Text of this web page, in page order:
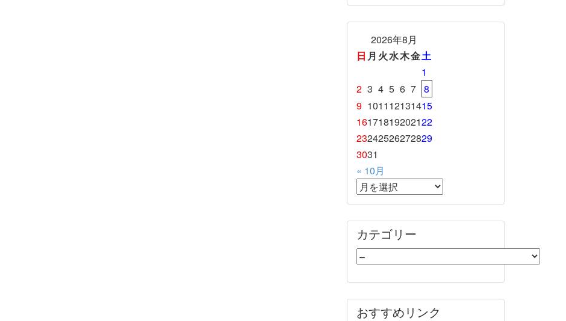
2026年8月
日 月 火水木金土
1
2 3 4 5 6 7 8
9 101112131415
16171819202122
23242526272829
3031
« 10月
カテゴリー
おすすめリンク